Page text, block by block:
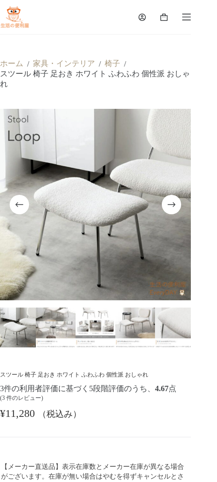
ホーム / 家具・インテリア / 椅子 /
スツール 椅子 足おき ホワイト ふわふわ 個性派 おしゃ
れ
スツール 椅子 足おき ホワイト ふわふわ 個性派 おしゃれ
3件の利用者評価に基づく5段階評価のうち、 4.67点
(3 件のレビュー)
¥11,280 （税込み）
【メーカー直送品】表示在庫数とメーカー在庫が異なる場合
がございます。在庫が無い場合はやむを得ずキャンセルとさ